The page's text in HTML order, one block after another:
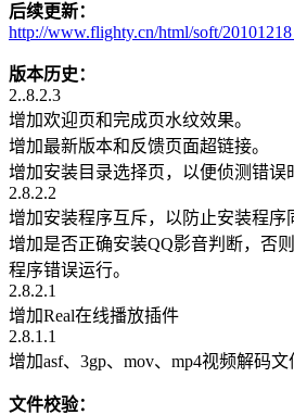
后续更新：
http://www.flighty.cn/html/soft/
版本历史：
2..8.2.3
增加欢迎页和完成页水纹效果。
增加最新版本和反馈页面超链接。
增加安装目录选择页，以便侦测错误
2.8.2.2
增加安装程序互斥，以防止安装程序
增加是否正确安装QQ影音判断，否
程序错误运行。
2.8.2.1
增加Real在线播放插件
2.8.1.1
增加asf、3gp、mov、mp4视频解码文
文件校验：